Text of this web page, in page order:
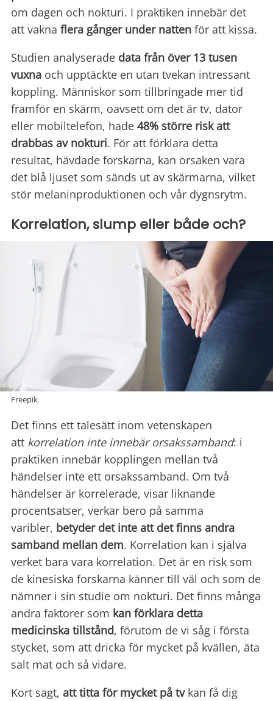
om dagen och nokturi. I praktiken innebär det
att vakna flera gånger under natten för att kissa.
Studien analyserade data från över 13 tusen
vuxna och upptäckte en utan tvekan intressant
koppling. Människor som tillbringade mer tid
framför en skärm, oavsett om det är tv, dator
eller mobiltelefon, hade 48% större risk att
drabbas av nokturi. För att förklara detta
resultat, hävdade forskarna, kan orsaken vara
det blå ljuset som sänds ut av skärmarna, vilket
stör melaninproduktionen och vår dygnsrytm.
Korrelation, slump eller både och?
Freepik
Det finns ett talesätt inom vetenskapen
att korrelation inte innebär orsakssamband: i
praktiken innebär kopplingen mellan två
händelser inte ett orsakssamband. Om två
händelser är korrelerade, visar liknande
procentsatser, verkar bero på samma
varibler, betyder det inte att det finns andra
samband mellan dem. Korrelation kan i själva
verket bara vara korrelation. Det är en risk som
de kinesiska forskarna känner till väl och som de
nämner i sin studie om nokturi. Det finns många
andra faktorer som kan förklara detta
medicinska tillstånd, förutom de vi såg i första
stycket, som att dricka för mycket på kvällen, äta
salt mat och så vidare.
Kort sagt, att titta för mycket på tvkan få dig